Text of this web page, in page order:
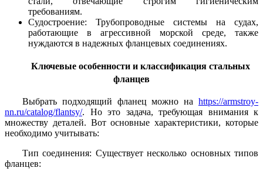
требованиям.
Судостроение: Трубопроводные системы на судах,
работающие в агрессивной морской среде, также
нуждаются в надежных фланцевых соединениях.
Ключевые особенности и классификация стальных
фланцев
Выбрать подходящий фланец можно на https://armstroy-
nn.ru/catalog/flantsy/. Но это задача, требующая внимания к
множеству деталей. Вот основные характеристики, которые
необходимо учитывать:
Тип соединения: Существует несколько основных типов
фланцев: